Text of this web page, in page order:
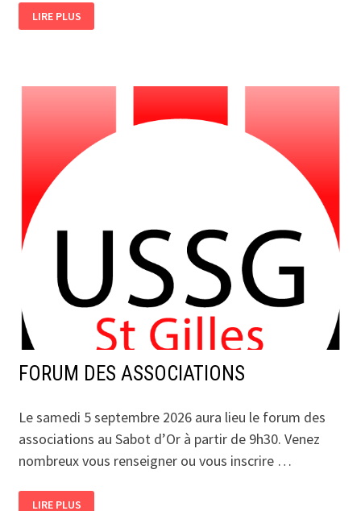
PARA-
OLYMPIQUE
LIRE PLUS
FORUM DES ASSOCIATIONS
Le samedi 5 septembre 2026 aura lieu le forum des
associations au Sabot d’Or à partir de 9h30. Venez
nombreux vous renseigner ou vous inscrire …
LIRE PLUS